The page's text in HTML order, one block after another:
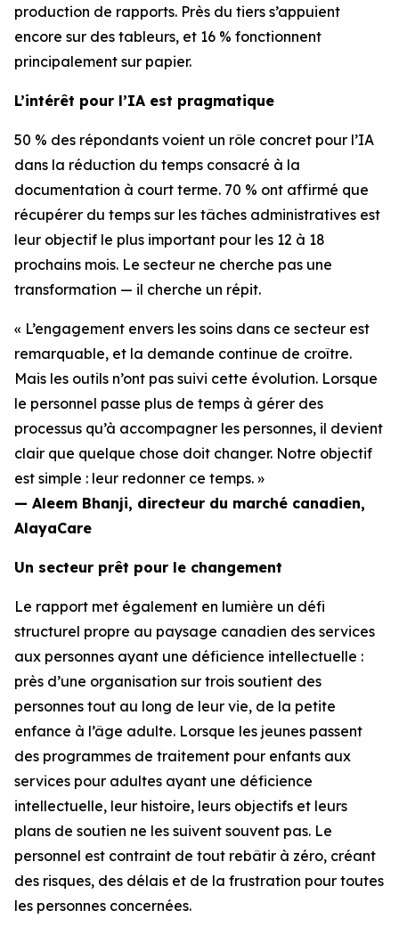
production de rapports. Près du tiers s’appuient
encore sur des tableurs, et 16 % fonctionnent
principalement sur papier.
L’intérêt pour l’IA est pragmatique
50 % des répondants voient un rôle concret pour l’IA
dans la réduction du temps consacré à la
documentation à court terme. 70 % ont affirmé que
récupérer du temps sur les tâches administratives est
leur objectif le plus important pour les 12 à 18
prochains mois. Le secteur ne cherche pas une
transformation — il cherche un répit.
« L’engagement envers les soins dans ce secteur est
remarquable, et la demande continue de croître.
Mais les outils n’ont pas suivi cette évolution. Lorsque
le personnel passe plus de temps à gérer des
processus qu’à accompagner les personnes, il devient
clair que quelque chose doit changer. Notre objectif
est simple : leur redonner ce temps. »
— Aleem Bhanji, directeur du marché canadien,
AlayaCare
Un secteur prêt pour le changement
Le rapport met également en lumière un défi
structurel propre au paysage canadien des services
aux personnes ayant une déficience intellectuelle :
près d’une organisation sur trois soutient des
personnes tout au long de leur vie, de la petite
enfance à l’âge adulte. Lorsque les jeunes passent
des programmes de traitement pour enfants aux
services pour adultes ayant une déficience
intellectuelle, leur histoire, leurs objectifs et leurs
plans de soutien ne les suivent souvent pas. Le
personnel est contraint de tout rebâtir à zéro, créant
des risques, des délais et de la frustration pour toutes
les personnes concernées.